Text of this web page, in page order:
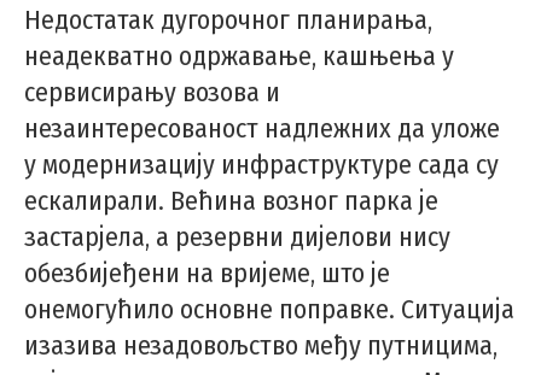
Недостатак дугорочног планирања,
неадекватно одржавање, кашњења у
сервисирању возова и
незаинтересованост надлежних да уложе
у модернизацију инфраструктуре сада су
ескалирали. Већина возног парка је
застарјела, а резервни дијелови нису
обезбијеђени на вријеме, што је
онемогућило основне поправке. Ситуација
изазива незадовољство међу путницима,